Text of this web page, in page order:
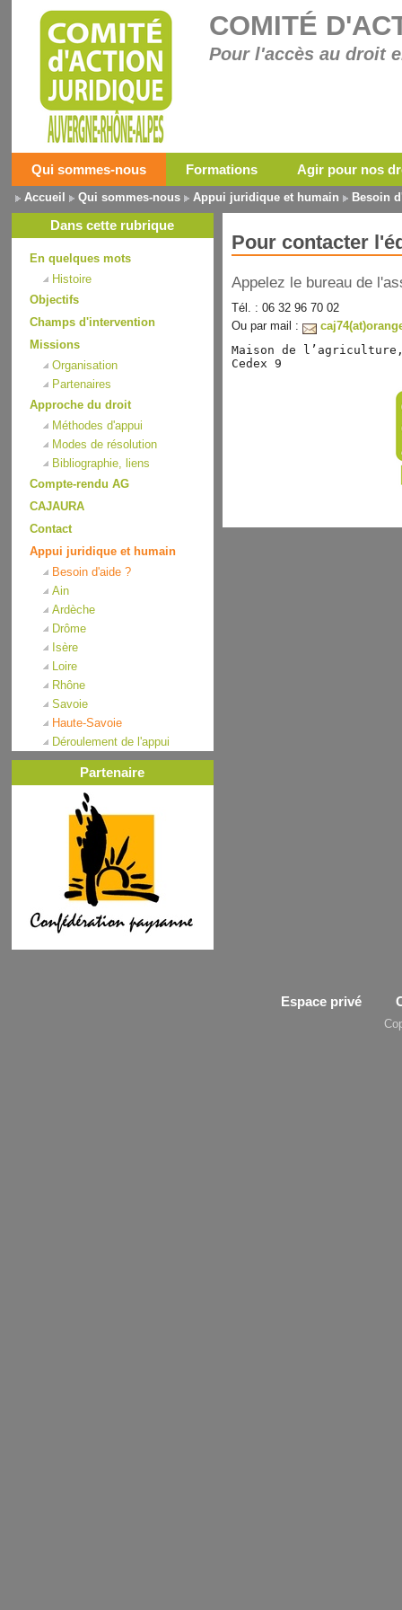
COMITÉ
Pour l'accès au droit
Qui sommes-nous Formations Agir pour nos
Accueil Qui sommes-nous Appui juridique et humain Besoin
Dans cette rubrique
En quelques mots
Histoire
Objectifs
Champs d'intervention
Missions
Organisation
Partenaires
Approche du droit
Méthodes d'appui
Modes de résolution
Bibliographie, liens
Compte-rendu AG
CAJAURA
Contact
Appui juridique et humain
Besoin d'aide ?
Ain
Ardèche
Drôme
Isère
Loire
Rhône
Savoie
Haute-Savoie
Déroulement de l'appui
Partenaire
Pour contacter
Appelez le bureau de
Tél. : 06 32 96 70 02
Ou par mail :
Maison de l’agriculture,
Cedex 9
Espace privé